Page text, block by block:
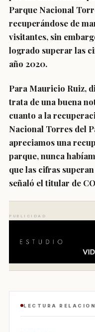
Parque Nacional
recuperándose de
visitantes, sin
logrado superar las
año 2020.
Para Mauricio Ruiz,
trata de una buena
cuanto a la
Nacional Torres del
apreciamos una
parque, nunca
que las cifras
señaló el titular de
PUBLICIDAD
LECTURA